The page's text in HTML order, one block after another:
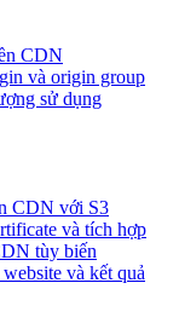
CDN
và origin group
sử dụng
CDN với S3
và tích hợp
tùy biến
và kết quả